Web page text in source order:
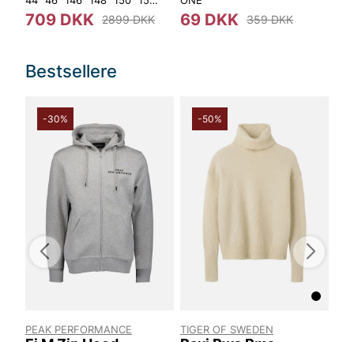
709 DKK 2899 DKK 69 DKK 359 DKK
Bestsellere
-30%
PEAK PERFORMANCE
-50%
TIGER OF SWEDEN